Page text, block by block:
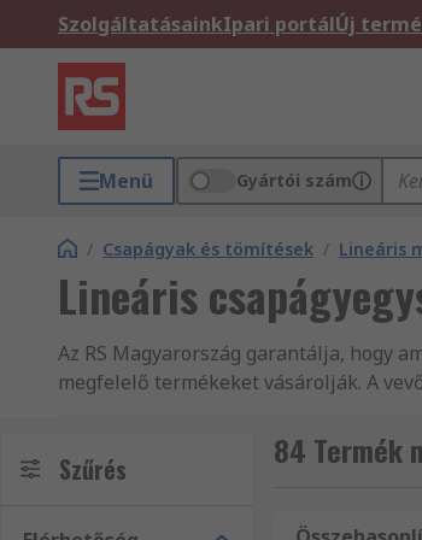
SzolgáltatásainkIpari portálÚj
Menü Gyártói szám
/ Csapágyak és tömítések / Lineáris
Lineáris
Az RS Magyarország garantálja, hogy
megfelelő termékeket vásárolják. A
terméktartománya az üzletág
golyóscsapágyak – csapágyegységek
termékeket tart raktáron. A teljes
Szűrés 84 Termék